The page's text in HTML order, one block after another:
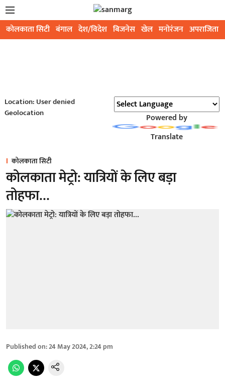
कोलकाता सिटी बंगाल देश/विदेश बिजनेस खेल मनोरंजन अपराजिता
Location: User denied
Geolocation
Powered by
Translate
कोलकाता सिटी
कोलकाता मेट्रो: यात्रियों के लिए बड़ा
तोहफा…
Published on:24 May 2024, 2:24 pm